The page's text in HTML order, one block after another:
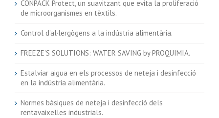
CONPACK Protect, un suavitzant que evita la proliferació
de microorganismes en tèxtils.
Control d’al·lergògens a la indústria alimentària.
FREEZE’S SOLUTIONS: WATER SAVING by PROQUIMIA.
Estalviar aigua en els processos de neteja i desinfecció
en la indústria alimentària.
Normes bàsiques de neteja i desinfecció dels
rentavaixelles industrials.